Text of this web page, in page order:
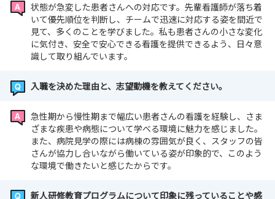
状態が急変した患者さんへの対応です。先輩看護師が落ち着
いて優先順位を判断し、チームで迅速に対応する姿を間近で
見て、多くのことを学びました。私も患者さんの小さな変化
に気付き、安全で安心できる看護を提供できるよう、日々意
識して取り組んでいます。
入職を決めた理由と、志望動機を教えてください。
急性期から慢性期まで幅広い患者さんの看護を経験し、さま
ざまな疾患や病態について学べる環境に魅力を感じました。
また、病院見学の際には病棟の雰囲気が良く、スタッフの皆
さんが協力し合いながら働いている姿が印象的で、このよう
な環境で働きたいと感じたからです。
新人研修教育プログラムについて印象に残っていることや感